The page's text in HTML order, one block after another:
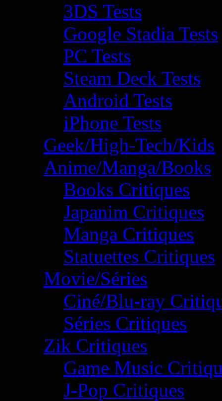
3DS Tests
Google Stadia Tests
PC Tests
Steam Deck Tests
Android Tests
iPhone Tests
Geek/High-Tech/Kids
Anime/Manga/Books
Books Critiques
Japanim Critiques
Manga Critiques
Statuettes Critiques
Movie/Séries
Ciné/Blu-ray
Séries Critiques
Zik Critiques
Game Music
J-Pop Critiques